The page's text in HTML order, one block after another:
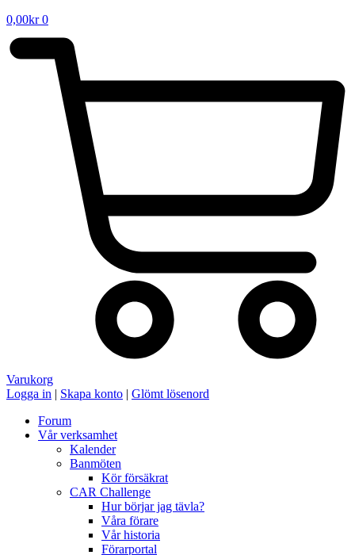
0,00kr 0
Varukorg
Logga in | Skapa konto | Glömt lösenord
Forum
Vår verksamhet
Kalender
Banmöten
Kör försäkrat
CAR Challenge
Hur börjar jag tävla?
Våra förare
Vår historia
Förarportal